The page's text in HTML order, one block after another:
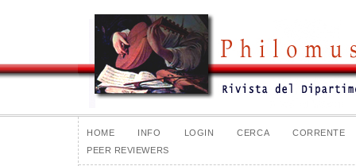
HOME INFO LOGIN CERCA
CORRENTE
PEER REVIEWERS